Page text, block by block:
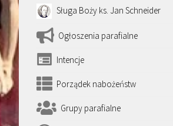
Sługa Boży ks. Jan Schneider
Ogłoszenia parafialne
Intencje
Porządek nabożeństw
Grupy parafialne